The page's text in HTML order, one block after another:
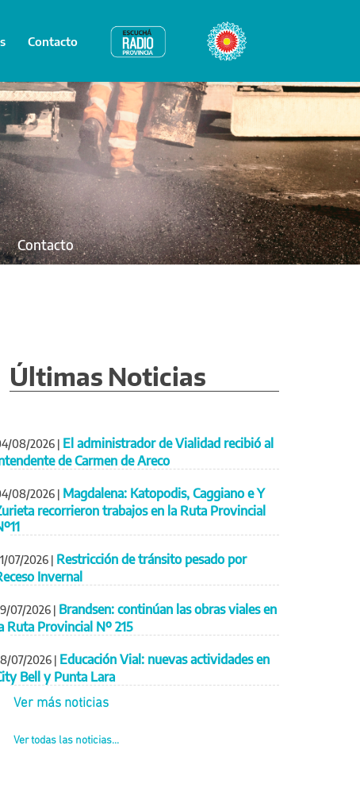
Contacto Radio Provincia Bicentenario
Contacto
Últimas Noticias
08/2026 | El administrador de Vialidad recibió al
de Carmen de Areco
08/2026 | Magdalena: Katopodis, Caggiano e Y
recorrieron trabajos en la Ruta Provincial
07/2026 | Restricción de tránsito pesado por
Invernal
07/2026 | Brandsen: continúan las obras viales en
Ruta Provincial Nº 215
07/2026 | Educación Vial: nuevas actividades en
Bell y Punta Lara
Ver más noticias
Ver todas las noticias...